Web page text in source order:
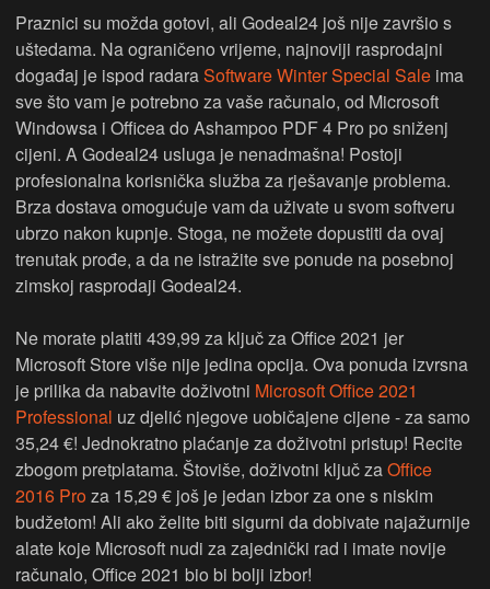
Praznici su možda gotovi, ali Godeal24 još nije završio s
uštedama. Na ograničeno vrijeme, najnoviji rasprodajni
događaj je ispod radaraSoftware Winter Special Sale ima
sve što vam je potrebno za vaše računalo, od Microsoft
Windowsa i Officea do Ashampoo PDF 4 Pro po sniženj
cijeni. A Godeal24 usluga je nenadmašna! Postoji
profesionalna korisnička služba za rješavanje problema.
Brza dostava omogućuje vam da uživate u svom softveru
ubrzo nakon kupnje. Stoga, ne možete dopustiti da ovaj
trenutak prođe, a da ne istražite sve ponude na posebnoj
zimskoj rasprodaji Godeal24.
Ne morate platiti 439,99 za ključ za Office 2021 jer
Microsoft Store više nije jedina opcija. Ova ponuda izvrsna
je prilika da nabavite doživotni Microsoft Office 2021
Professional uz djelić njegove uobičajene cijene - za samo
35,24 €! Jednokratno plaćanje za doživotni pristup! Recite
zbogom pretplatama. Štoviše, doživotni ključ zaOffice
2016 Proza 15,29 € još je jedan izbor za one s niskim
budžetom! Ali ako želite biti sigurni da dobivate najažurnije
alate koje Microsoft nudi za zajednički rad i imate novije
računalo, Office 2021 bio bi bolji izbor!